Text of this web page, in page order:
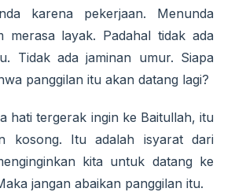
karena pekerjaan. Menunda
merasa layak. Padahal tidak ada
Tidak ada jaminan umur. Siapa
panggilan itu akan datang lagi?
hati tergerak ingin ke Baitullah, itu
kosong. Itu adalah isyarat dari
kita untuk datang ke
jangan abaikan panggilan itu.